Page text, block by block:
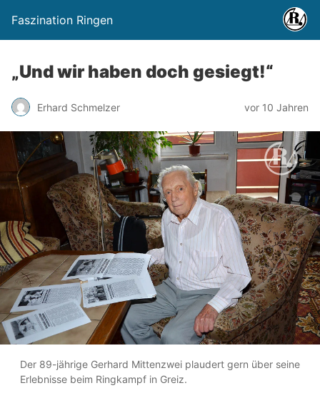
Faszination Ringen
„Und wir haben doch gesiegt!“
Erhard Schmelzer vor 10 Jahren
Der 89-jährige Gerhard Mittenzwei plaudert gern über seine
Erlebnisse beim Ringkampf in Greiz.